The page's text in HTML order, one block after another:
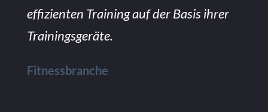
effizienten Training auf der Basis ihrer
Trainingsgeräte.
Fitnessbranche